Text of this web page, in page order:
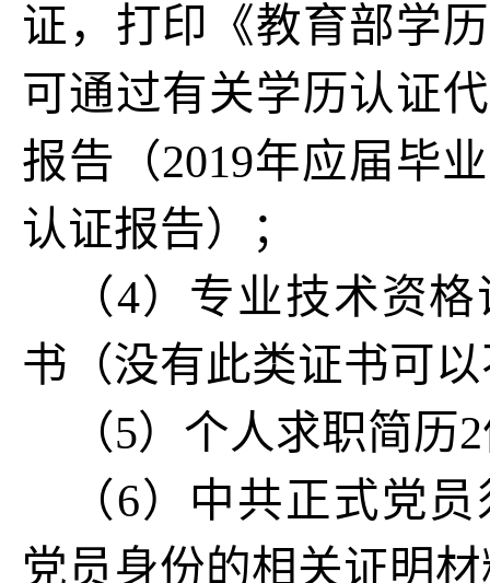
证，打印《教育部学
可通过有关学历认证
报告（2019年应届毕
认证报告）；
（4）专业技术资
书（没有此类证书可
（5）个人求职简历
（6）中共正式党
党员身份的相关证明